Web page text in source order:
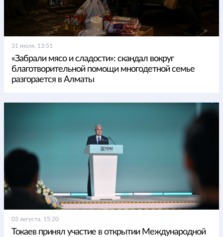
31 июля, 13:51
«Забрали мясо и сладости»: скандал вокруг
благотворительной помощи многодетной семье
разгорается в Алматы
03 августа, 15:20
Токаев принял участие в открытии Международной